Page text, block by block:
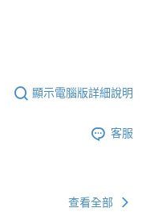
顯示電腦版詳細說明
客服
查看全部